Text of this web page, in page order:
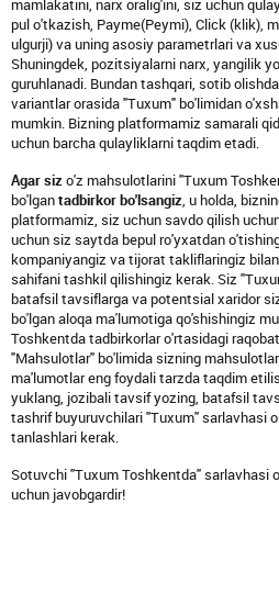
mamlakatini, narx oralig'ini, siz uchun
pul o'tkazish, Payme(Peymi), Click (klik),
ulgurji) va uning asosiy parametrlari va
Shuningdek, pozitsiyalarni narx, yangilik
guruhlanadi. Bundan tashqari, sotib
variantlar orasida "Tuxum" bo'limidan
mumkin. Bizning platformamiz samarali
uchun barcha qulayliklarni taqdim etadi.
Agar siz o'z mahsulotlarini "Tuxum
bo'lgan tadbirkor bo'lsangiz , u holda,
platformamiz, siz uchun savdo qilish
uchun siz saytda bepul ro'yxatdan
kompaniyangiz va tijorat takliflaringiz
sahifani tashkil qilishingiz kerak. Siz
batafsil tavsiflarga va potentsial xaridor
bo'lgan aloqa ma'lumotiga qo'shishingiz
Toshkentda tadbirkorlar o'rtasidagi
"Mahsulotlar" bo'limida sizning
ma'lumotlar eng foydali tarzda taqdim
yuklang, jozibali tavsif yozing, batafsil
tashrif buyuruvchilari "Tuxum" sarlavhasi
tanlashlari kerak.
Sotuvchi "Tuxum Toshkentda" sarlavhasi
uchun javobgardir!